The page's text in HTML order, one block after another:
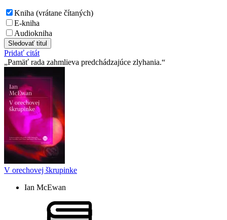
Kniha (vrátane čítaných)
E-kniha
Audiokniha
Sledovať titul
Pridať citát
Pamäť rada zahmlieva predchádzajúce zlyhania.
V orechovej škrupinke
Ian McEwan